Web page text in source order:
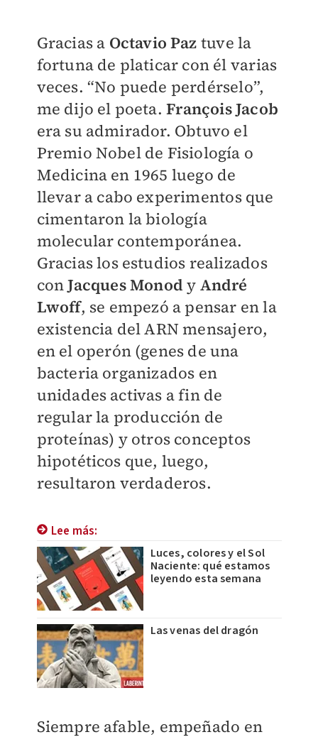
Gracias a Octavio Paz tuve la
fortuna de platicar con él varias
veces. “No puede perdérselo”,
me dijo el poeta.François Jacob
era su admirador. Obtuvo el
Premio Nobel de Fisiología o
Medicina en 1965 luego de
llevar a cabo experimentos que
cimentaron la biología
molecular contemporánea.
Gracias los estudios realizados
conJacques Monod y André
Lwoff, se empezó a pensar en la
existencia del ARN mensajero,
en el operón (genes de una
bacteria organizados en
unidades activas a fin de
regular la producción de
proteínas) y otros conceptos
hipotéticos que, luego,
resultaron verdaderos.
Lee más:
Luces, colores y el Sol
Naciente: qué estamos
leyendo esta semana
Las venas del dragón
Siempre afable, empeñado en